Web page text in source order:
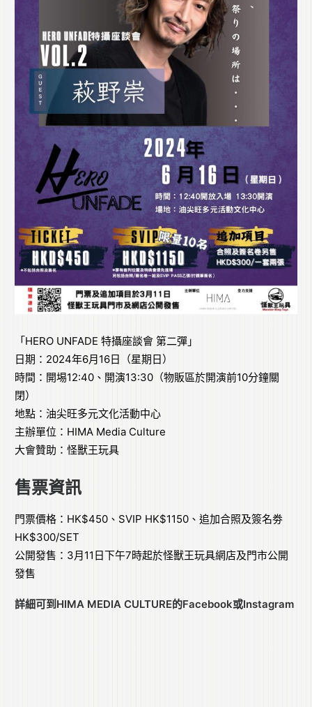
「HERO UNFADE 特攝座談會 第二彈」
日期：2024年6月16日（星期日）
時間：開埸12:40、開演13:30（物販區於開演前10分鐘關
閉）
地點：油尖旺多元文化活動中心
主辦單位：HIMA Media Culture
大會贊助：怪獸王玩具
售票資訊
門票價格：HK$450、SVIP HK$1150、追加合照及簽名劵
HK$300/SET
公開發售：3月11日下午7時起於怪獸王玩具網店及門市公開
發售
詳細可到HIMA MEDIA CULTURE的Facebook或Instagram